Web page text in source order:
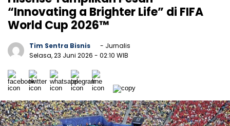
“Innovating a Brighter Life” di FIFA
World Cup 2026™
Tim Sentra Bisnis
- Jurnalis
Selasa, 23 Juni 2026 - 02:10 WIB